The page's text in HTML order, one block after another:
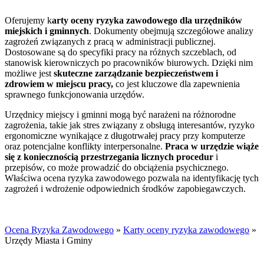
Oferujemy karty oceny ryzyka zawodowego dla urzędników
miejskich i gminnych. Dokumenty obejmują szczegółowe analizy
zagrożeń związanych z pracą w administracji publicznej.
Dostosowane są do specyfiki pracy na różnych szczeblach, od
stanowisk kierowniczych po pracowników biurowych. Dzięki nim
możliwe jest skuteczne zarządzanie bezpieczeństwem i
zdrowiem w miejscu pracy, co jest kluczowe dla zapewnienia
sprawnego funkcjonowania urzędów.
Urzędnicy miejscy i gminni mogą być narażeni na różnorodne
zagrożenia, takie jak stres związany z obsługą interesantów, ryzyko
ergonomiczne wynikające z długotrwałej pracy przy komputerze
oraz potencjalne konflikty interpersonalne. Praca w urzędzie wiąże
się z koniecznością przestrzegania licznych procedur i
przepisów, co może prowadzić do obciążenia psychicznego.
Właściwa ocena ryzyka zawodowego pozwala na identyfikację tych
zagrożeń i wdrożenie odpowiednich środków zapobiegawczych.
Ocena Ryzyka Zawodowego » Karty oceny ryzyka zawodowego »
Urzędy Miasta i Gminy